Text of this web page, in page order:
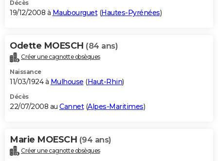
Décès
19/12/2008 à Maubourguet(Hautes-Pyrénées)
Odette MOESCH (84 ans)
Créer une cagnotte obsèques
Naissance
11/03/1924 à Mulhouse (Haut-Rhin)
Décès
22/07/2008 au Cannet(Alpes-Maritimes)
Marie MOESCH (94 ans)
Créer une cagnotte obsèques